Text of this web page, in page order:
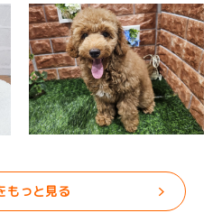
もっと見る